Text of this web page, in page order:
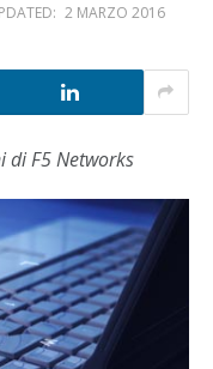
2 MARZO 2016
di F5 Networks